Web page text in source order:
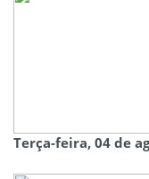
Terça-feira, 04 de